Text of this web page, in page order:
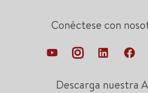
Conéctese con
Descarga nuestra